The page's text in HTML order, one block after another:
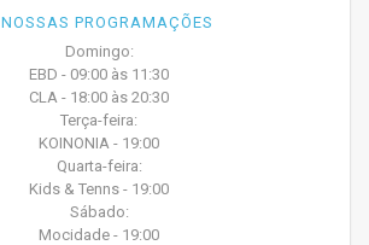
NOSSAS PROGRAMAÇÕES
Domingo:
EBD - 09:00 às 11:30
CLA - 18:00 às 20:30
Terça-feira:
KOINONIA - 19:00
Quarta-feira:
Kids & Tenns - 19:00
Sábado:
Mocidade - 19:00